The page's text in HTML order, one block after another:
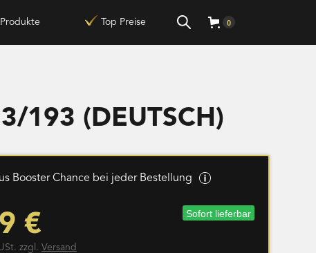
Top Preise 0
193 (DEUTSCH)
Booster Chance bei jeder Bestellung
€ Sofort lieferbar
zzgl. Versand